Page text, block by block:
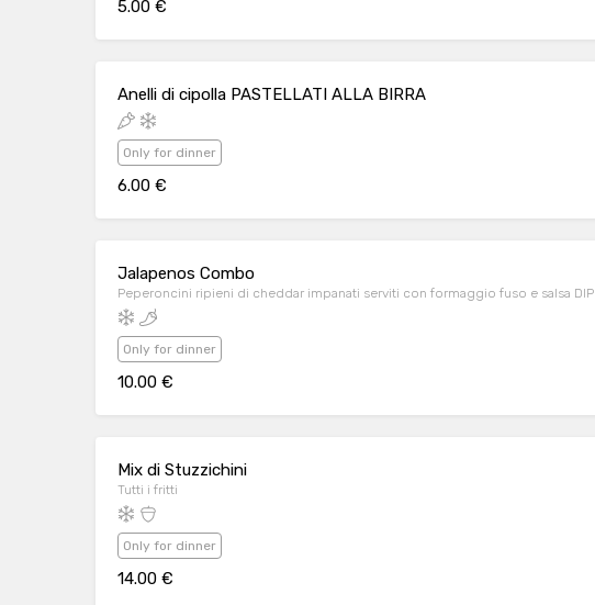
5.00 €
Anelli di cipolla PASTELLATI ALLA BIRRA
Only for dinner
6.00 €
Jalapenos Combo
Peperoncini ripieni di cheddar impanati serviti con formaggio fuso e salsa DIP
Only for dinner
10.00 €
Mix di Stuzzichini
Tutti i fritti
Only for dinner
14.00 €